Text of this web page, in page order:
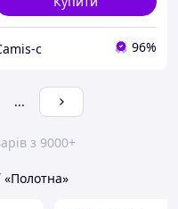
c 96%
...
з 9000+
«Полотна»